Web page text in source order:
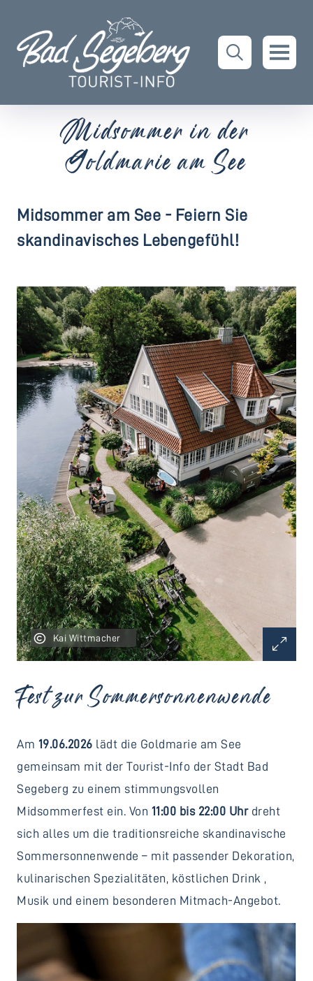
Midsommer in der
Goldmarie am See
Midsommer am See - Feiern Sie
skandinavisches Lebengefühl!
Kai Wittmacher
Fest zur Sommersonnenwende
Am 19.06.2026 lädt die Goldmarie am See
gemeinsam mit der Tourist-Info der Stadt Bad
Segeberg zu einem stimmungsvollen
Midsommerfest ein. Von 11:00 bis 22:00 Uhrdreht
sich alles um die traditionsreiche skandinavische
Sommersonnenwende – mit passender Dekoration,
kulinarischen Spezialitäten, köstlichen Drink ,
Musik und einem besonderen Mitmach-Angebot.